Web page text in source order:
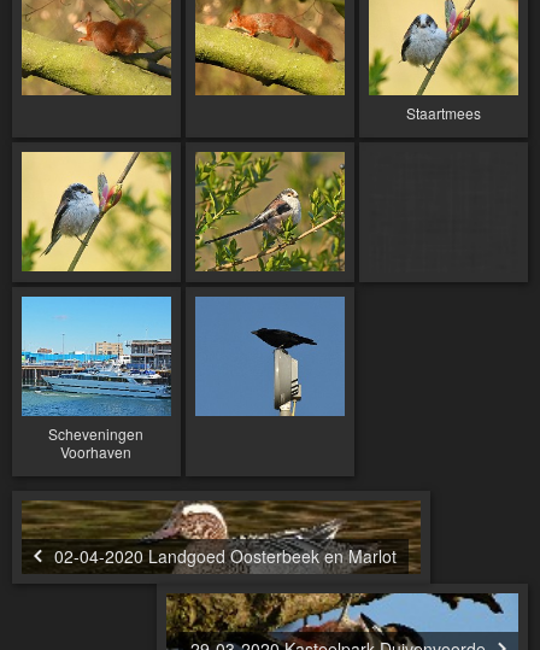
Staartmees
Scheveningen
Voorhaven
02-04-2020 Landgoed Oosterbeek en Marlot